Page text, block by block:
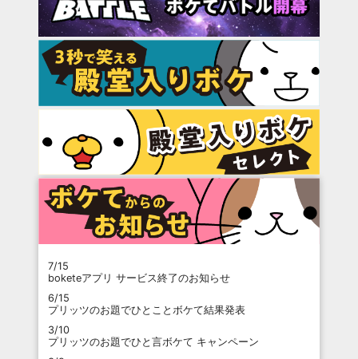
7/15
boketeアプリ サービス終了のお知らせ
6/15
プリッツのお題でひとことボケて結果発表
3/10
プリッツのお題でひと言ボケて キャンペーン